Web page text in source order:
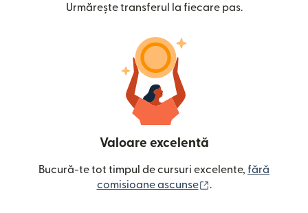
Urmărește transferul la fiecare pas.
Valoare excelentă
Bucură-te tot timpul de cursuri excelente, fără
comisioane ascunse
.